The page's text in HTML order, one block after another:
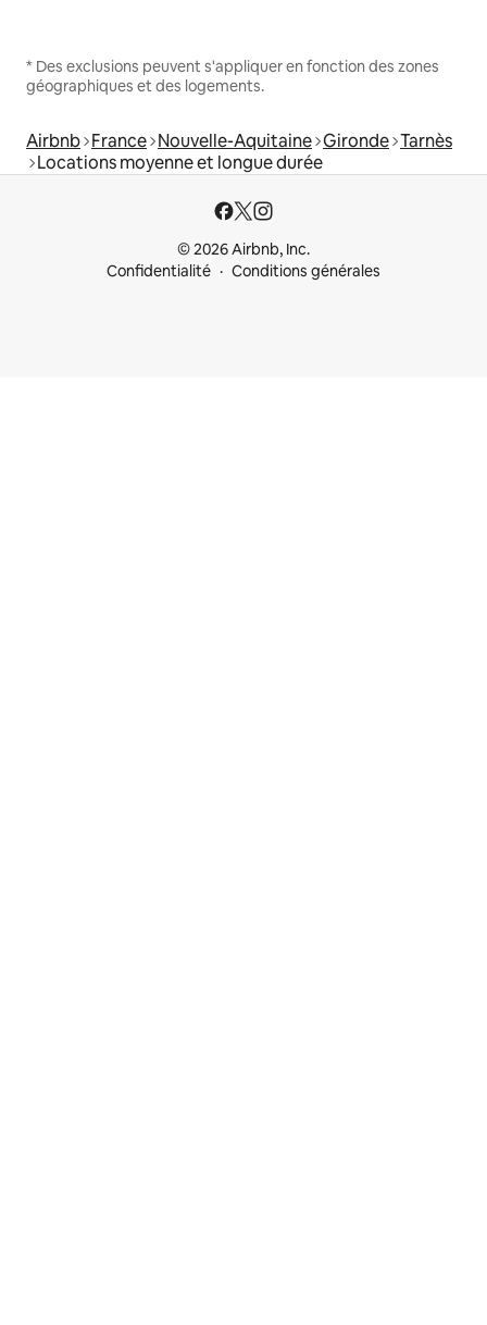
* Des exclusions peuvent s'appliquer en fonction des zones
géographiques et des logements.
Airbnb France Nouvelle-Aquitaine Gironde Tarnès
Locations moyenne et longue durée
© 2026 Airbnb, Inc.
Confidentialité
Conditions générales